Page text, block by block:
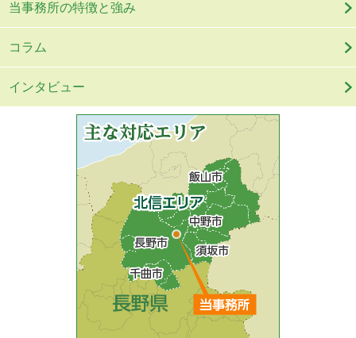
当事務所の特徴と強み
コラム
インタビュー